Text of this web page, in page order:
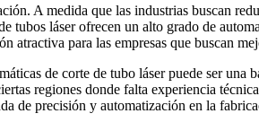
A medida que las industrias buscan
tubos láser ofrecen un alto grado de
atractiva para las empresas que buscan
de corte de tubo láser puede ser una
regiones donde falta experiencia
de precisión y automatización en la